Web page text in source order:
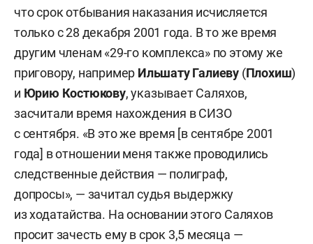
что срок отбывания наказания исчисляется
только с 28 декабря 2001 года. В то же время
другим членам «29-го комплекса» по этому же
приговору, например Ильшату Галиеву (Плохиш)
и Юрию Костюкову, указывает Саляхов,
засчитали время нахождения в СИЗО
с сентября. «В это же время [в сентябре 2001
года] в отношении меня также проводились
следственные действия — полиграф,
допросы», — зачитал судья выдержку
из ходатайства. На основании этого Саляхов
просит зачесть ему в срок 3,5 месяца —